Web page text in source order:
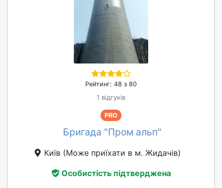
Рейтинг: 48 з 80
1 відгуків
PRO
Бригада "Пром альп"
Київ (Може приїхати в м. Жидачів)
Особистість підтверджена